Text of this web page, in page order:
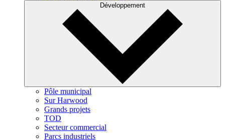
Développement
Pôle municipal
Sur Harwood
Grands projets
TOD
Secteur commercial
Parcs industriels